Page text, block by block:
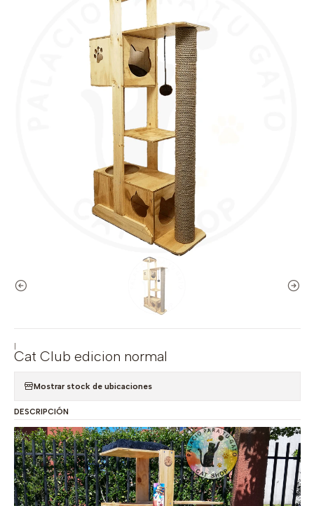
|
Cat Club edicion normal
Mostrar stock de ubicaciones
DESCRIPCIÓN